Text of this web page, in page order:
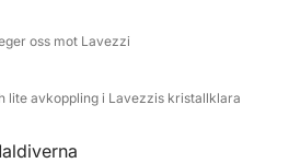
oss mot Lavezzi
lite avkoppling i Lavezzis kristallklara